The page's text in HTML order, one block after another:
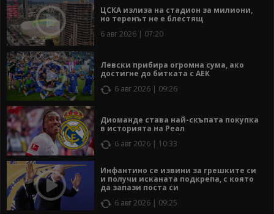
ЦСКА излиза на стадион за милиони,
но теренът не е блестящ
6 авг 2026 | 07:20
Левски прибира огромна сума, ако
достигне до битката с АЕК
6 авг 2026 | 09:26
Диоманде става най-скъпата покупка
в историята на Реал
6 авг 2026 | 10:33
Инфантино се извини за грешките си
и получи исканата подкрепа, с която
да запази поста си
6 авг 2026 | 09:25